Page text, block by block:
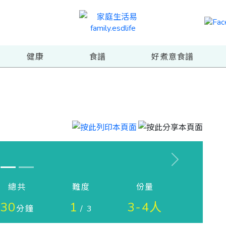
健康 食譜 好煮意食譜
Next
總共
30分鐘
難度
1 / 3
份量
3-4人